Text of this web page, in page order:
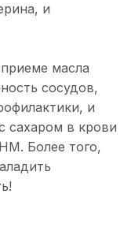
и
масла
сосудов,
и
сахаром в крови
Более того,